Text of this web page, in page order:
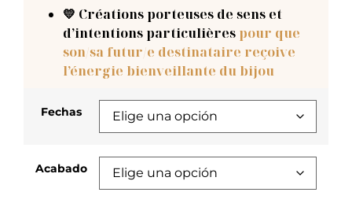
💛 Créations porteuses de sens et
d’intentions particulières pour que
son/sa futur/e destinataire reçoive
l’énergie bienveillante du bijou
Fechas
Acabado